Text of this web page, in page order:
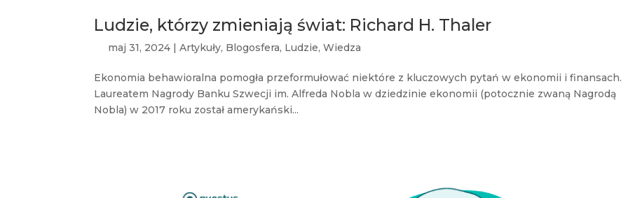
Ludzie, którzy zmieniają świat: Richard H. Thaler
maj 31, 2024 |Artykuły, Blogosfera, Ludzie,Wiedza
Ekonomia behawioralna pomogła przeformułować niektóre z kluczowych pytań w ekonomii i finansach.
Laureatem Nagrody Banku Szwecji im. Alfreda Nobla w dziedzinie ekonomii (potocznie zwaną Nagrodą
Nobla) w 2017 roku został amerykański...